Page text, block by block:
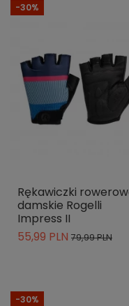
-30%
Rękawiczki
damskie Rogelli
Impress II
55,99 PLN 79,99 PLN
-30%